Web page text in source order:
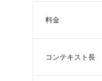
料金
コンテキスト長